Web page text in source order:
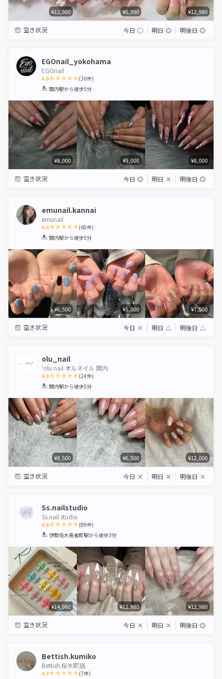
¥12,980 ¥5,990 ¥12,980
空き状況 今日 ◯ 明日 ◎ 明後日 ◎
EGOnail_yokohama
EGOnail
4.9
1 2 3 4 5
(36件)
関内駅から徒歩5分
¥8,000 ¥9,000 ¥8,000
空き状況 今日 ◎ 明日 × 明後日 ◎
emunail.kannai
emunail
4.9
1 2 3 4 5
(60件)
関内駅から徒歩5分
¥6,500 ¥5,000 ¥7,500
空き状況 今日 × 明日 △ 明後日 △
olu_nail
'olu nail オルネイル 関内
4.9
1 2 3 4 5
(24件)
関内駅から徒歩5分
¥8,500 ¥6,500 ¥12,000
空き状況 今日 × 明日 × 明後日 ×
Ss.nailstudio
Ss.nail studio
4.8
1 2 3 4 5
(89件)
伊勢佐木長者町駅から徒歩3分
¥14,980 ¥12,980 ¥12,980
空き状況 今日 × 明日 × 明後日 ◎
Bettish.kumiko
Bettish.桜木町店
4.7 (7件)